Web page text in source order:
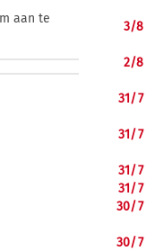
aan te
3/8
2/8
31/7
31/7
31/7
31/7
30/7
30/7